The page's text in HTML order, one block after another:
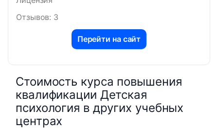
Отзывов: 3
Перейти на сайт
Стоимость курса повышения
квалификации Детская
психология в других учебных
центрах